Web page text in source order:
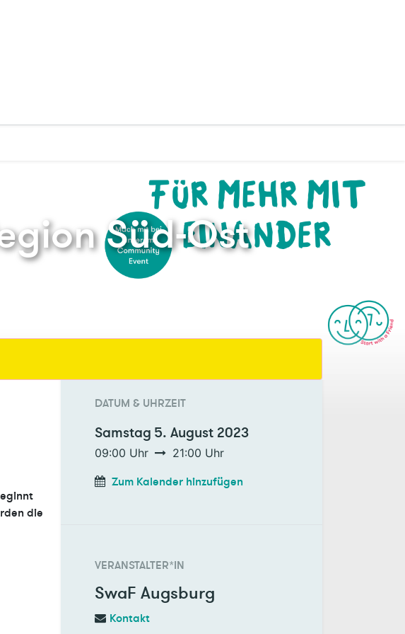
Süd-Ost
die
DATUM & UHRZEIT
Samstag 5. August 2023
09:00 Uhr 21:00 Uhr
Zum Kalender hinzufügen
VERANSTALTER*IN
SwaF Augsburg
Kontakt